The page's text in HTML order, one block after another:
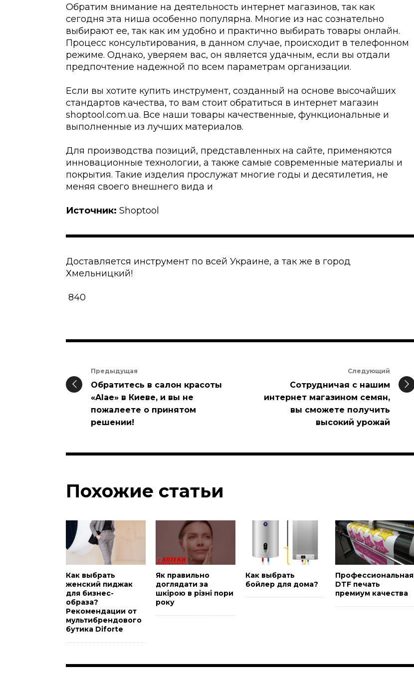
Обратим внимание на деятельность интернет магазинов, так как
сегодня эта ниша особенно популярна. Многие из нас сознательно
выбирают ее, так как им удобно и практично выбирать товары онлайн.
Процесс консультирования, в данном случае, происходит в телефонном
режиме. Однако, уверяем вас, он является удачным, если вы отдали
предпочтение надежной по всем параметрам организации.
Если вы хотите купить инструмент, созданный на основе высочайших
стандартов качества, то вам стоит обратиться в интернет магазин
shoptool.com.ua. Все наши товары качественные, функциональные и
выполненные из лучших материалов.
Для производства позиций, представленных на сайте, применяются
инновационные технологии, а также самые современные материалы и
покрытия. Такие изделия прослужат многие годы и десятилетия, не
меняя своего внешнего вида и
Источник: Shoptool
Доставляется инструмент по всей Украине, а так же в город
Хмельницкий!
840
Предыдущая
Обратитесь в салон красоты
«Alae» в Киеве, и вы не
пожалеете о принятом
решении!
Следующий
Сотрудничая с нашим
интернет магазином семян,
вы сможете получить
высокий урожай
Похожие статьи
Как выбрать
женский пиджак
для бизнес-
образа?
Рекомендации от
мультибрендового
бутика Diforte
Як правильно
доглядати за
шкірою в різні пори
року
Как выбрать
бойлер для дома?
Профессиональная
DTF печать
премиум качества